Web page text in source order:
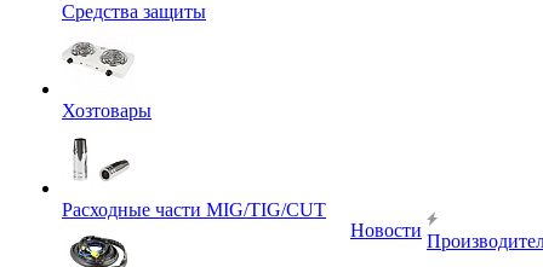
Средства защиты
Хозтовары
Расходные части MIG/TIG/CUT
Новости